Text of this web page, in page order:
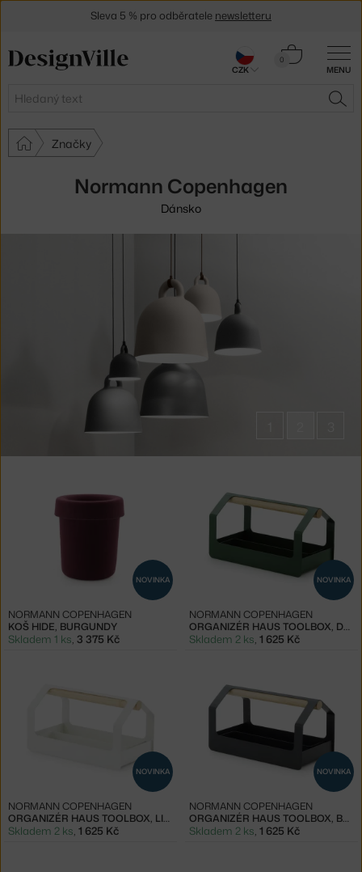
MENU
Hledat
0
Košík
Značky
Normann Copenhagen
Dánsko
Normann
NOVINKA
KOŠ HIDE, BURGUNDY
NORMANN COPENHAGEN
Skladem 1 ks, 3 375 Kč
NOVINKA
ORGANIZÉR HAUS TOOLBOX, DARK GREEN
NORMANN COPENHAGEN
Skladem 2 ks, 1 625 Kč
NOVINKA
ORGANIZÉR HAUS TOOLBOX, LIGHT GREY
NORMANN COPENHAGEN
Skladem 2 ks, 1 625 Kč
NOVINKA
ORGANIZÉR HAUS TOOLBOX, BLACK
NORMANN COPENHAGEN
Skladem 2 ks, 1 625 Kč
Sleva 5 % pro odběratele newsletteru
CZK